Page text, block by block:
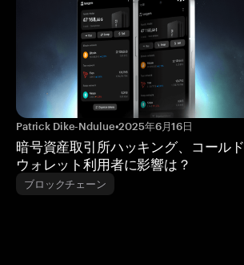
Patrick Dike-Ndulue•2025年6月16日
暗号資産取引所ハッキング、コールド
ウォレット利用者に影響は？
ブロックチェーン